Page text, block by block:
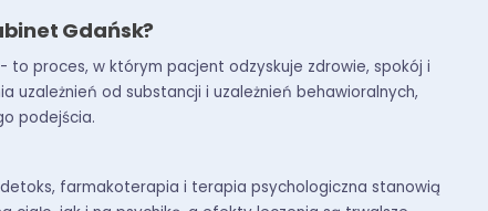
Gdańsk?
to proces, w którym pacjent odzyskuje zdrowie, spokój i
od substancji i uzależnień behawioralnych,
podejścia.
farmakoterapia i terapia psychologiczna stanowią